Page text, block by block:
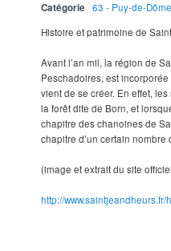
Catégorie
63 - Puy-de-Dôme
Histoire et patrimoine de
Avant l’an mil, la région de
Peschadoires, est
vient de se créer. En effet,
la forêt dite de Born, et
chapitre des chanoines de
chapitre d’un certain
(image et extrait du site
http://